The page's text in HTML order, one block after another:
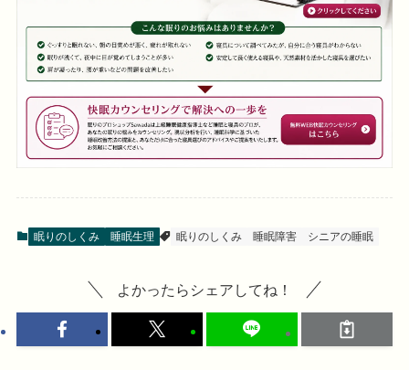
眠りのしくみ 睡眠生理 眠りのしくみ 睡眠障害 シニアの睡眠
よかったらシェアしてね！